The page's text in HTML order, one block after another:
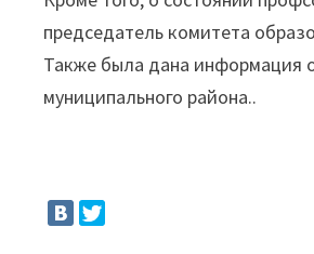
председатель комитета
Также была дана информация
муниципального района..